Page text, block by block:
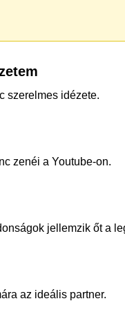
szerelmes idézete.
zenéi a Youtube-on.
jellemzik őt a
az ideális partner.